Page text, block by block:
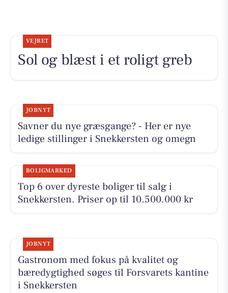
VEJRET
Sol og blæst i et roligt greb
JOBNYT
Savner du nye græsgange? - Her er nye
ledige stillinger i Snekkersten og omegn
BOLIGMARKED
Top 6 over dyreste boliger til salg i
Snekkersten. Priser op til 10.500.000 kr
JOBNYT
Gastronom med fokus på kvalitet og
bæredygtighed søges til Forsvarets kantine
i Snekkersten